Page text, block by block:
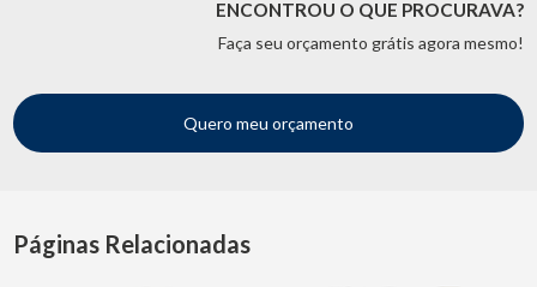
ENCONTROU O QUE PROCURAVA?
Faça seu orçamento grátis agora mesmo!
Quero meu orçamento
Páginas Relacionadas